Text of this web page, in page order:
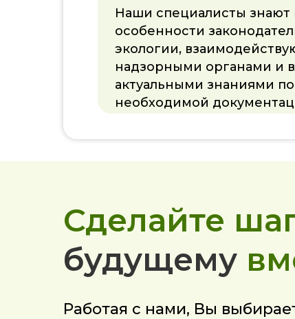
Наши специалисты знают
особенности
экологии,
надзорными органами и
актуальными знаниями
необходимой
Сделайте
будущему
Работая с нами, Вы